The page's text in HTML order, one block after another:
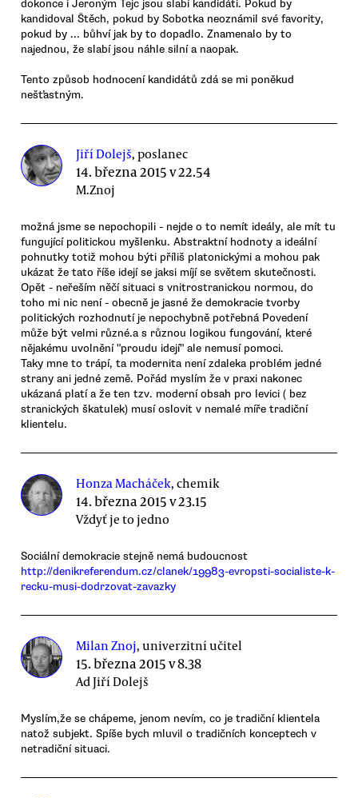
dokonce i Jeroným Tejc jsou slabí kandidáti. Pokud by
kandidoval Štěch, pokud by Sobotka neoznámil své favority,
pokud by ... bůhví jak by to dopadlo. Znamenalo by to
najednou, že slabí jsou náhle silní a naopak.
Tento způsob hodnocení kandidátů zdá se mi poněkud
nešťastným.
Jiří Dolejš, poslanec
14. března 2015 v 22.54
M.Znoj
možná jsme se nepochopili - nejde o to nemít ideály, ale mít tu
fungující politickou myšlenku. Abstraktní hodnoty a ideální
pohnutky totiž mohou býti příliš platonickými a mohou pak
ukázat že tato říše idejí se jaksi míjí se světem skutečnosti.
Opět - neřeším něčí situaci s vnitrostranickou normou, do
toho mi nic není - obecně je jasné že demokracie tvorby
politických rozhodnutí je nepochybně potřebná Povedení
může být velmi různé.a s různou logikou fungování, které
nějakému uvolnění "proudu idejí" ale nemusí pomoci.
Taky mne to trápí, ta modernita není zdaleka problém jedné
strany ani jedné země. Pořád myslím že v praxi nakonec
ukázaná platí a že ten tzv. moderní obsah pro levici ( bez
stranických škatulek) musí oslovit v nemalé míře tradiční
klientelu.
Honza Macháček, chemik
14. března 2015 v 23.15
Vždyť je to jedno
Sociální demokracie stejně nemá budoucnost
http://denikreferendum.cz/clanek/19983-evropsti-socialiste-k-
recku-musi-dodrzovat-zavazky
Milan Znoj, univerzitní učitel
15. března 2015 v 8.38
Ad Jiří Dolejš
Myslím,že se chápeme, jenom nevím, co je tradiční klientela
natož subjekt. Spíše bych mluvil o tradičních konceptech v
netradiční situaci.